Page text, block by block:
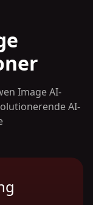
Image AI-
AI-